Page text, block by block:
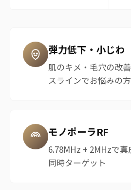
弾力低下・小じわ
肌のキメ・毛穴の改
スラインでお悩みの方
モノポーラRF
6.78MHz + 2MHzで
同時ターゲット